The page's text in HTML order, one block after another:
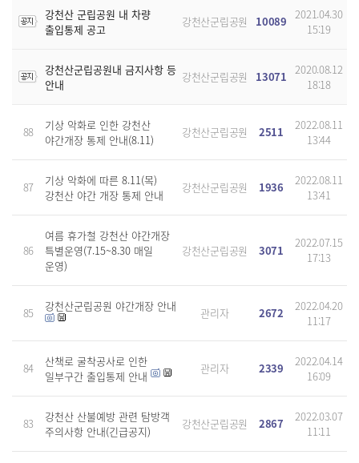
강천산 군립공원 내 차량
출입통제 공고
강천산군립공원 10089
2021.04.30
15:19
강천산군립공원내 금지사항 등
안내
강천산군립공원 13071
2020.08.12
18:18
88
기상 악화로 인한 강천산
야간개장 통제 안내(8.11)
강천산군립공원 2511
2022.08.11
13:44
87
기상 악화에 따른 8.11(목)
강천산 야간 개장 통제 안내
강천산군립공원 1936
2022.08.11
13:41
86
여름 휴가철 강천산 야간개장
특별운영(7.15~8.30 매일
운영)
강천산군립공원 3071
2022.07.15
17:13
85 강천산군립공원 야간개장 안내 관리자 2672
2022.04.20
11:17
84
산책로 굴착공사로 인한
일부구간 출입통제 안내
관리자 2339
2022.04.14
16:09
83
강천산 산불예방 관련 탐방객
주의사항 안내(긴급공지)
강천산군립공원 2867
2022.03.07
11:11